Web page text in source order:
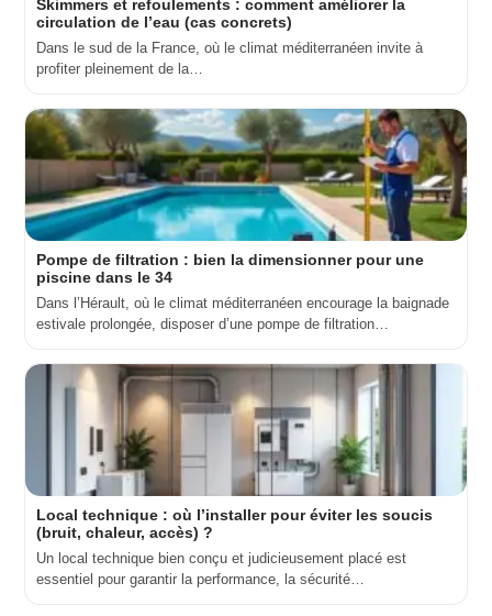
Skimmers et refoulements : comment améliorer la
circulation de l’eau (cas concrets)
Dans le sud de la France, où le climat méditerranéen invite à
profiter pleinement de la…
Pompe de filtration : bien la dimensionner pour une
piscine dans le 34
Dans l’Hérault, où le climat méditerranéen encourage la baignade
estivale prolongée, disposer d’une pompe de filtration…
Local technique : où l’installer pour éviter les soucis
(bruit, chaleur, accès) ?
Un local technique bien conçu et judicieusement placé est
essentiel pour garantir la performance, la sécurité…